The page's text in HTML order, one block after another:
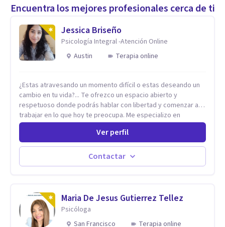
Encuentra los mejores profesionales cerca de ti
Jessica Briseño
Psicología Integral -Atención Online
Austin
Terapia online
¿Estas atravesando un momento difícil o estas deseando un
cambio en tu vida?... Te ofrezco un espacio abierto y
respetuoso donde podrás hablar con libertad y comenzar a
trabajar en lo que hoy te preocupa. Me especializo en
Trastornos de Ansiedad y a lo largo de mi experiencia
profesional he acompañado a muchas Familias y Parejas con
distintas problemáticas como el manejo del estrés,
Autoestima, Gestión de la Ira, Depresión, Retos en la Crianza,
Codependencia, Celos, entre otros. Cuento con más de 12
Adolescentes y Adultos
Ver perfil
Contactar
Maria De Jesus Gutierrez Tellez
Psicóloga
San Francisco
Terapia online